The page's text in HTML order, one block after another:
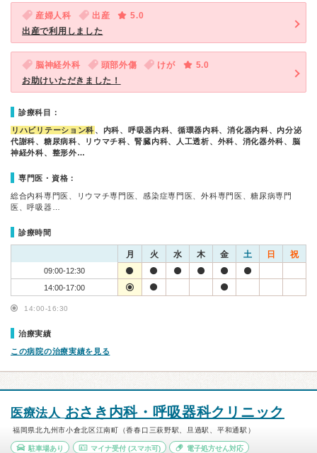
産婦人科 出産
5.0
出産で利用しました
脳神経外科 頭部外傷 けが
5.0
お助けいただきました！
診療科目：
リハビリテーション科 、内科、呼吸器内科、循環器内科、消化器内科、内分泌
代謝科、糖尿病科、リウマチ科、腎臓内科、人工透析、外科、消化器外科、脳
神経外科、整形外…
専門医・資格：
総合内科専門医、リウマチ専門医、感染症専門医、外科専門医、糖尿病専門
医、呼吸器…
診療時間
月 火 水 木 金 土 日 祝
09:00-12:30
14:00-17:00
14:00-16:30
治療実績
この病院の治療実績を見る
医療法人 おさき内科・呼吸器科クリニック
福岡県北九州市小倉北区江南町（香春口三萩野駅、旦過駅、平和通駅）
駐車場あり マイナ受付(スマホ可) 電子処方せん対応